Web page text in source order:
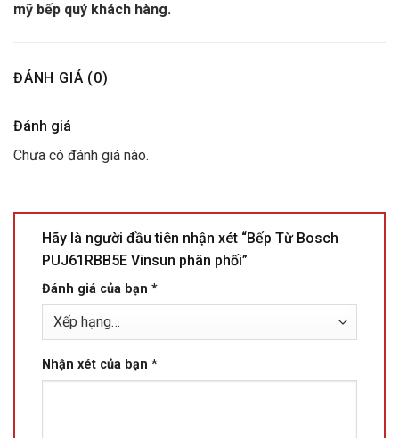
mỹ bếp quý khách hàng.
ĐÁNH GIÁ (0)
Đánh giá
Chưa có đánh giá nào.
Hãy là người đầu tiên nhận xét “Bếp Từ Bosch
PUJ61RBB5E Vinsun phân phối”
Đánh giá của bạn *
Nhận xét của bạn *